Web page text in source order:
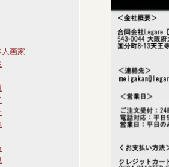
人画家